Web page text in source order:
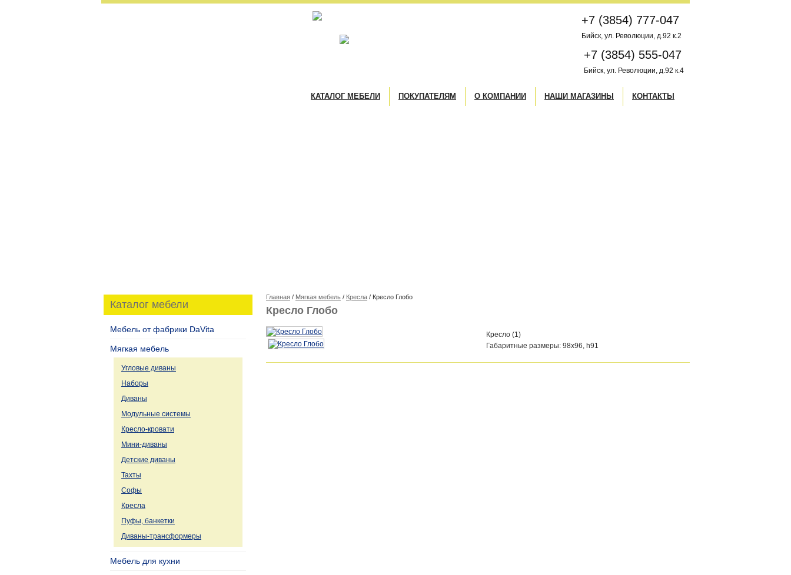
+7 (3854) 777-047
Бийск, ул. Революции, д.92 к.2
+7 (3854) 555-047
Бийск, ул. Революции, д.92 к.4
КАТАЛОГ МЕБЕЛИ ПОКУПАТЕЛЯМ О КОМПАНИИ НАШИ МАГАЗИНЫ КОНТАКТЫ
Каталог мебели
Мебель от фабрики DaVita
Мягкая мебель
Угловые диваны
Наборы
Диваны
Модульные системы
Кресло-кровати
Мини-диваны
Детские диваны
Тахты
Софы
Кресла
Пуфы, банкетки
Диваны-трансформеры
Мебель для кухни
Главная / Мягкая мебель / Кресла / Кресло Глобо
Кресло Глобо
Кресло (1)
Габаритные размеры: 98х96, h91